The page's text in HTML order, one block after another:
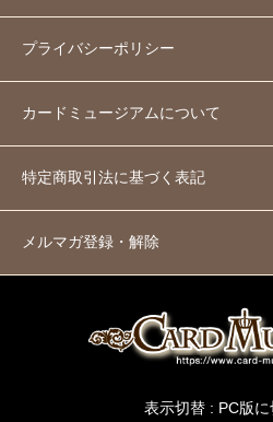
プライバシーポリシー
カードミュージアムについて
特定商取引法に基づく表記
メルマガ登録・解除
表示切替 : PC版